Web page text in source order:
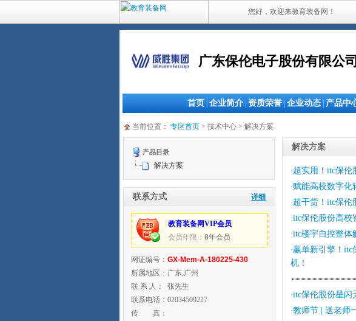
您好，欢迎来教育装备网！
广东保伦电子股份有限公司
首页 企业简介 资质荣誉 企业动态 产品中
当前位置： 专区首页 > 技术中心 > 解决方案
产品目录
解决方案
联系方式 详细
教育装备网VIP会员
会员年限： 8年会员
网证编号： GX-Mem-A-180225-430
所属地区： 广东,广州
联 系 人：
张先生
联系电话： 02034509227
传 真：
解决方案
·超实用！itc保伦
·赋能高校数字化
·超干货！itc保伦
·itc保伦股份高校
·itc楼宇自控整体
·赢单新引擎！itc
机！
·itc保伦股份星闪
·教师节 | 送老师